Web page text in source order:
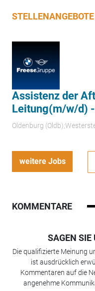
STELLENANGEBOTE
Assistenz der
Leitung(m/w/d)
Oldenburg
weitere Jobs
KOMMENTARE
SAGEN SIE
Die qualifizierte Meinung
ist ausdrücklich
Kommentaren auf die
angenehme